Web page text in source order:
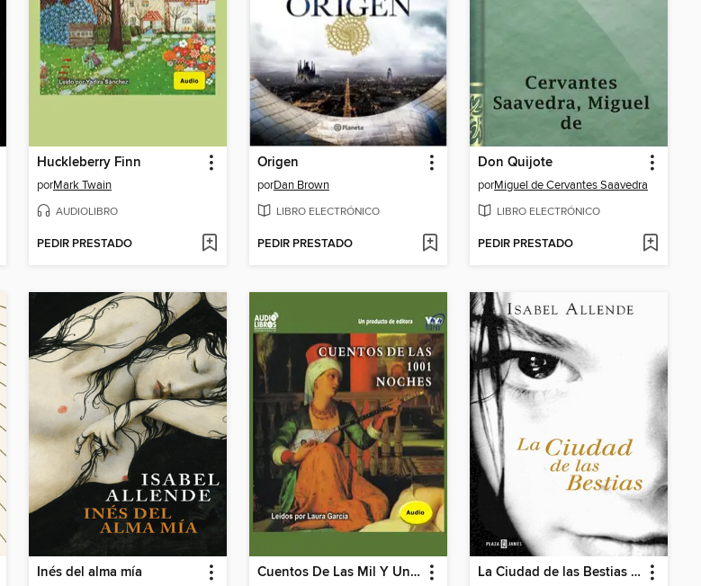
Huckleberry Finn
porMark Twain
AUDIOLIBRO
PEDIR PRESTADO
Origen
porDan Brown
LIBRO ELECTRÓNICO
PEDIR PRESTADO
Don Quijote
porMiguel de Cervantes Saavedra
LIBRO ELECTRÓNICO
PEDIR PRESTADO
Inés del alma mía Cuentos De Las Mil Y Una Noches La Ciudad de las Bestias (Memorias del Águila y del Jaguar 1)